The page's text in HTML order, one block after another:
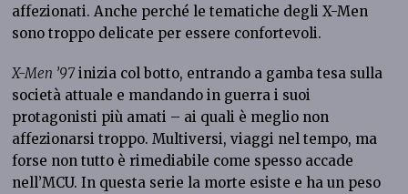
affezionati. Anche perché le tematiche degli X-Men
sono troppo delicate per essere confortevoli.
X-Men ’97inizia col botto, entrando a gamba tesa sulla
società attuale e mandando in guerra i suoi
protagonisti più amati – ai quali è meglio non
affezionarsi troppo. Multiversi, viaggi nel tempo, ma
forse non tutto è rimediabile come spesso accade
nell’MCU. In questa serie la morte esiste e ha un peso